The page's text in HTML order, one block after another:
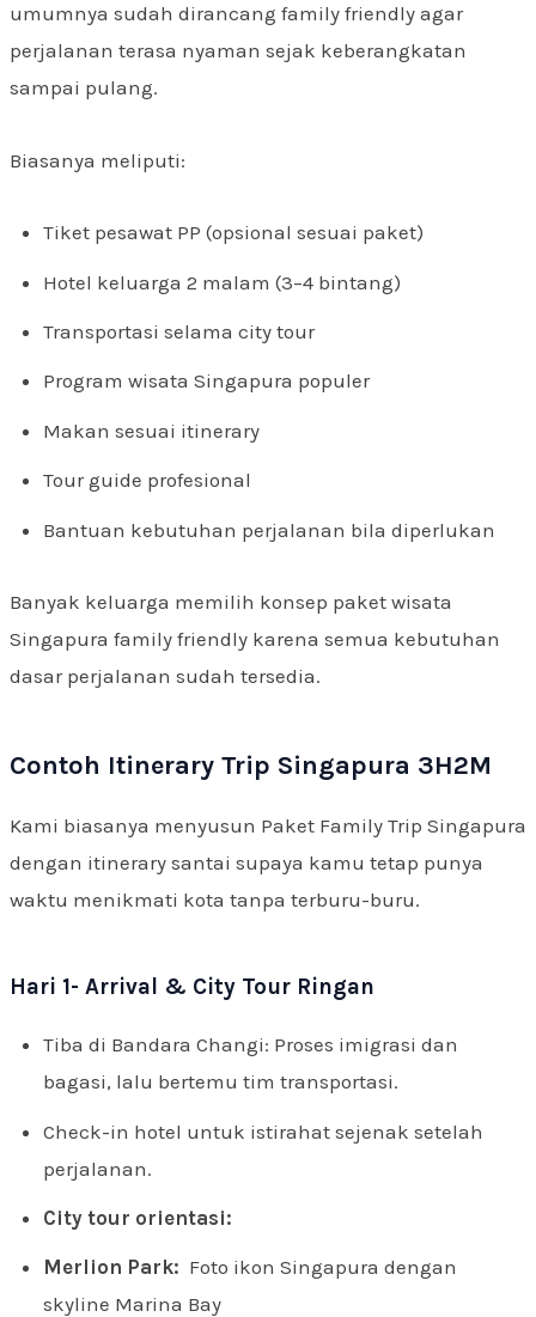
umumnya sudah dirancang family friendly agar
perjalanan terasa nyaman sejak keberangkatan
sampai pulang.
Biasanya meliputi:
Tiket pesawat PP (opsional sesuai paket)
Hotel keluarga 2 malam (3–4 bintang)
Transportasi selama city tour
Program wisata Singapura populer
Makan sesuai itinerary
Tour guide profesional
Bantuan kebutuhan perjalanan bila diperlukan
Banyak keluarga memilih konsep paket wisata
Singapura family friendly karena semua kebutuhan
dasar perjalanan sudah tersedia.
Contoh Itinerary Trip Singapura 3H2M
Kami biasanya menyusun Paket Family Trip Singapura
dengan itinerary santai supaya kamu tetap punya
waktu menikmati kota tanpa terburu-buru.
Hari 1- Arrival & City Tour Ringan
Tiba di Bandara Changi: Proses imigrasi dan
bagasi, lalu bertemu tim transportasi.
Check-in hotel untuk istirahat sejenak setelah
perjalanan.
City tour orientasi:
Merlion Park: Foto ikon Singapura dengan
skyline Marina Bay